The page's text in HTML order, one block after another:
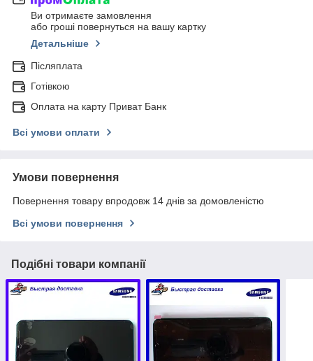
Ви отримаєте замовлення
або гроші повернуться на вашу картку
Детальніше
Післяплата
Готівкою
Оплата на карту Приват Банк
Всі умови оплати
Умови повернення
Повернення товару впродовж 14 днів за домовленістю
Всі умови повернення
Подібні товари компанії